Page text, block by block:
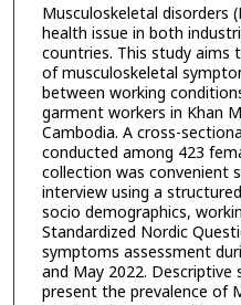
Musculoskeletal disorders
health issue in both
countries. This study aims
of musculoskeletal
between working
garment workers in Khan
Cambodia. A cross-
conducted among 423
collection was convenient
interview using a
socio demographics,
Standardized Nordic
symptoms assessment
and May 2022.
present the prevalence of